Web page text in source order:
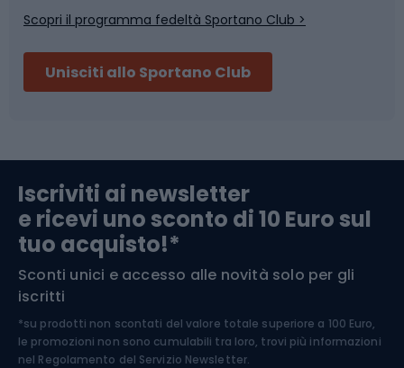
Abbigliamento da escursionismo
Componenti per biciclette
Arrampicata
Medicina dello sport
Abbigliamento ciclistico
Scopri il programma fedeltà Sportano Club >
Unisciti allo Sportano Club
Iscriviti ai newsletter
e ricevi uno sconto di 10 Euro sul
tuo acquisto!*
Sconti unici e accesso alle novità solo per gli
iscritti
*su prodotti non scontati del valore totale superiore a 100 Euro,
le promozioni non sono cumulabili tra loro, trovi più informazioni
nel Regolamento del Servizio Newsletter.